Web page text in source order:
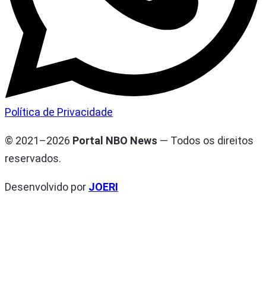
Política de Privacidade
© 2021–2026 Portal NBO News — Todos os direitos
reservados.
Desenvolvido por JOERI